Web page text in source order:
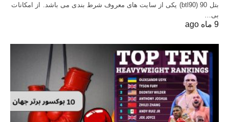
بتل 90 (btl90) یکی از سایت های معروف شرط بندی می باشد. از امکانات
بی…
9 ماه ago